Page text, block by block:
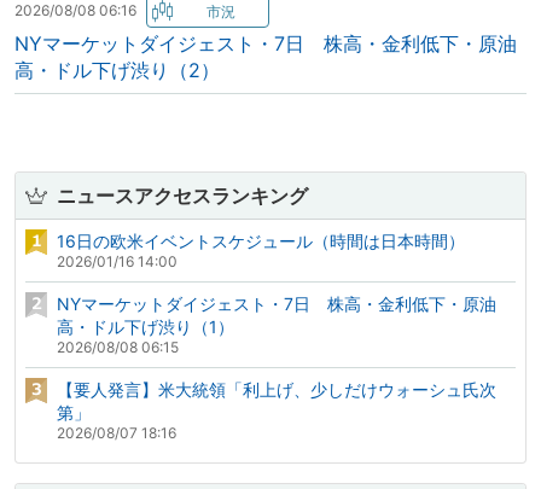
2026/08/08 06:16
NYマーケットダイジェスト・7日 株高・金利低下・原油
高・ドル下げ渋り（2）
ニュースアクセスランキング
16日の欧米イベントスケジュール（時間は日本時間）
2026/01/16 14:00
NYマーケットダイジェスト・7日 株高・金利低下・原油
高・ドル下げ渋り（1）
2026/08/08 06:15
【要人発言】米大統領「利上げ、少しだけウォーシュ氏次
第」
2026/08/07 18:16